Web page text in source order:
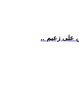
على زعيم